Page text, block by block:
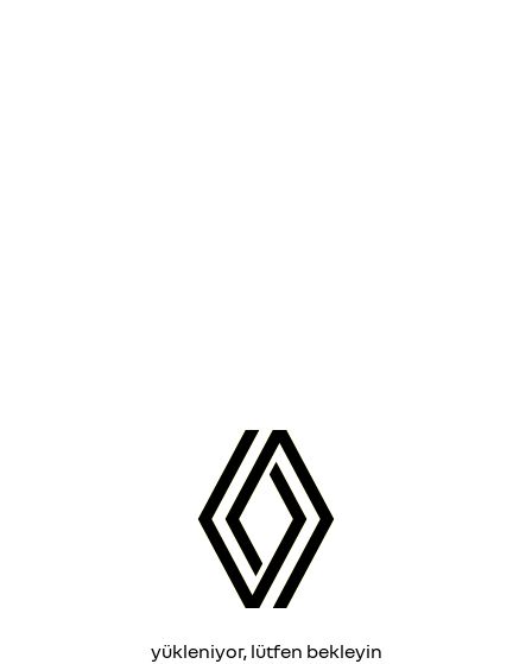
yükleniyor, lütfen bekleyin